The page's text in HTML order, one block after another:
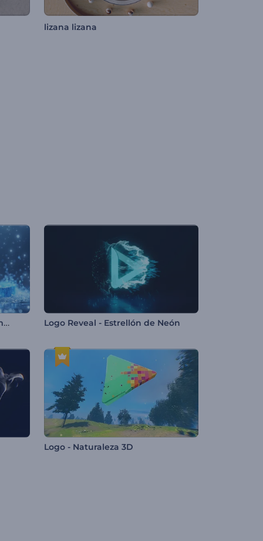
lizana lizana
Revelación de logo con fragmentos de hielo Logo Reveal - Estrellón de Neón
Logo - Naturaleza 3D